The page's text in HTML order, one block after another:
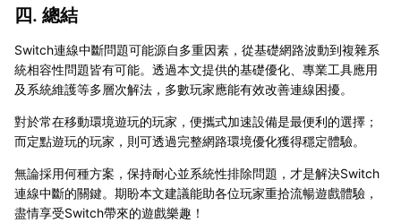
四. 總結
Switch連線中斷問題可能源自多重因素，從基礎網路波動到複雜系
統相容性問題皆有可能。透過本文提供的基礎優化、專業工具應用
及系統維護等多層次解法，多數玩家應能有效改善連線困擾。
對於常在移動環境遊玩的玩家，便攜式加速設備是最便利的選擇；
而定點遊玩的玩家，則可透過完整網路環境優化獲得穩定體驗。
無論採用何種方案，保持耐心並系統性排除問題，才是解決Switch
連線中斷的關鍵。期盼本文建議能助各位玩家重拾流暢遊戲體驗，
盡情享受Switch帶來的遊戲樂趣！